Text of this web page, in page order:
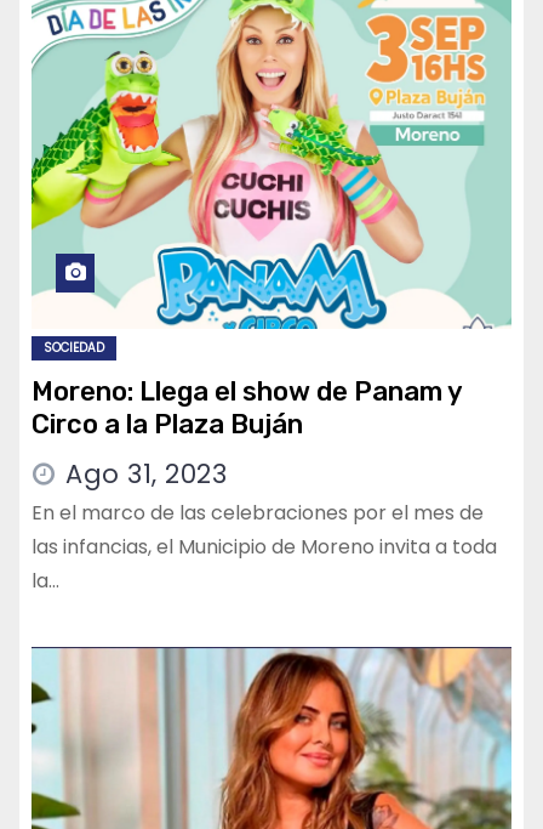
SOCIEDAD
Moreno: Llega el show de Panam y
Circo a la Plaza Buján
Ago 31, 2023
En el marco de las celebraciones por el mes de
las infancias, el Municipio de Moreno invita a toda
la…